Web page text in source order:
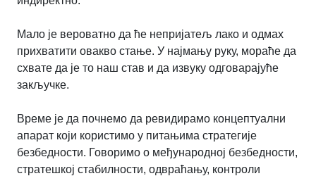
Мало је вероватно да ће непријатељ лако и одмах
прихватити овакво стање. У најмању руку, мораће да
схвате да је то наш став и да извуку одговарајуће
закључке.
Време је да почнемо да ревидирамо концептуални
апарат који користимо у питањима стратегије
безбедности. Говоримо о међународној безбедности,
стратешкој стабилности, одвраћању, контроли